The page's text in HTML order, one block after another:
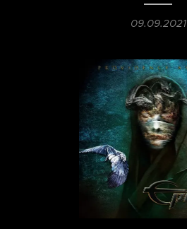
09.09.2021